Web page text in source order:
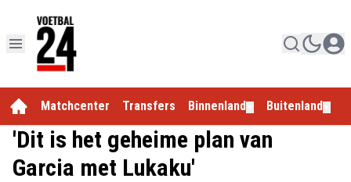
Matchcenter Transfers Binnenland Buitenland
'Dit is het geheime plan van
Garcia met Lukaku'